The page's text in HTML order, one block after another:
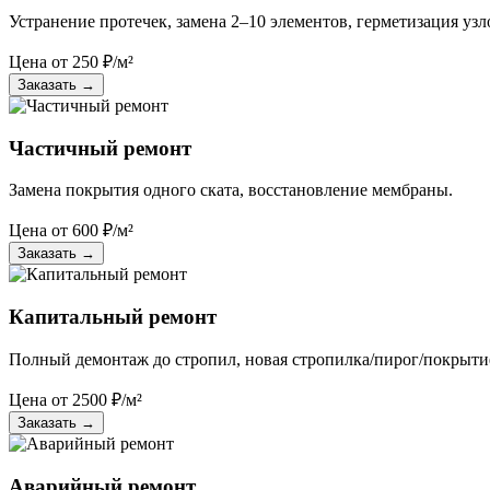
Устранение протечек, замена 2–10 элементов, герметизация
Цена от 250 ₽/м²
Заказать →
Частичный ремонт
Замена покрытия одного ската, восстановление мембраны.
Цена от 600 ₽/м²
Заказать →
Капитальный ремонт
Полный демонтаж до стропил, новая стропилка/пирог/
Цена от 2500 ₽/м²
Заказать →